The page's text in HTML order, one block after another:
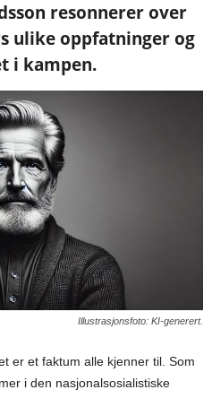
resonnerer over
ulike oppfatninger og
i kampen.
Illustrasjonsfoto: KI-generert.
er et faktum alle kjenner til. Som
i den nasjonalsosialistiske